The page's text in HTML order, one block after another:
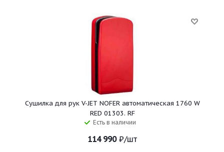
Сушилка для рук V-JET NOFER автоматическая 1760 W
RED 01303. RF
Есть в наличии
114 990₽/шт